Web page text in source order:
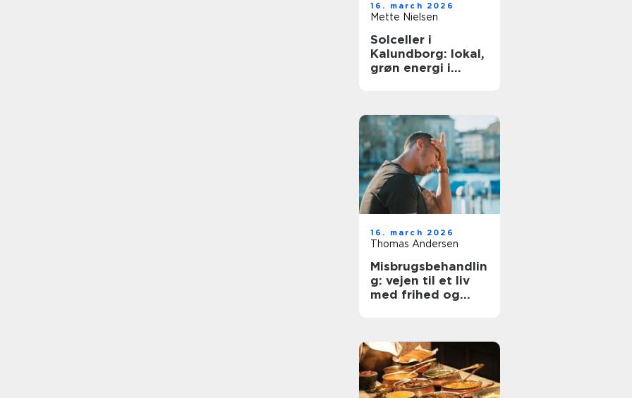
16. march 2026
Mette Nielsen
Solceller i
Kalundborg: lokal,
grøn energi i
16. march 2026
Thomas Andersen
Misbrugsbehandlin
g: vejen til et liv
med frihed og